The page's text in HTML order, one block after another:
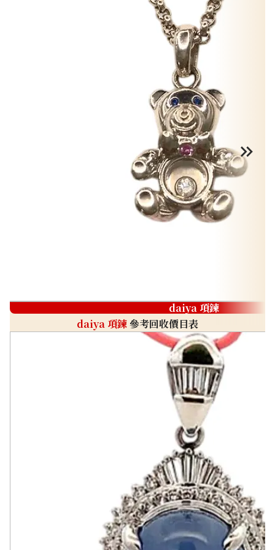
daiya 項鍊
daiya 項鍊參考回收價目表